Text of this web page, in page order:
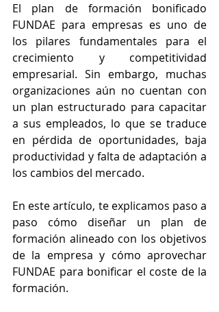
El plan de formación bonificado
FUNDAE para empresas es uno de
los pilares fundamentales para el
crecimiento y competitividad
empresarial. Sin embargo, muchas
organizaciones aún no cuentan con
un plan estructurado para capacitar
a sus empleados, lo que se traduce
en pérdida de oportunidades, baja
productividad y falta de adaptación a
los cambios del mercado.
En este artículo, te explicamos paso a
paso cómo diseñar un plan de
formación alineado con los objetivos
de la empresa y cómo aprovechar
FUNDAE para bonificar el coste de la
formación.